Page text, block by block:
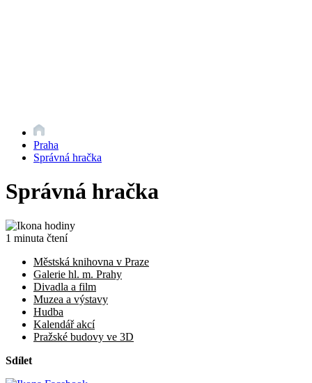
Praha
Správná hračka
Správná hračka
1 minuta čtení
Městská knihovna v Praze
Galerie hl. m. Prahy
Divadla a film
Muzea a výstavy
Hudba
Kalendář akcí
Pražské budovy ve 3D
Sdílet